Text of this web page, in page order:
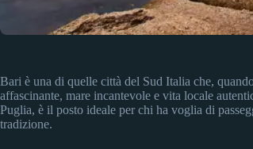
Bari è una di quelle città del Sud Italia che,
affascinante, mare incantevole e vita locale
Puglia, è il posto ideale per chi ha voglia di
tradizione.